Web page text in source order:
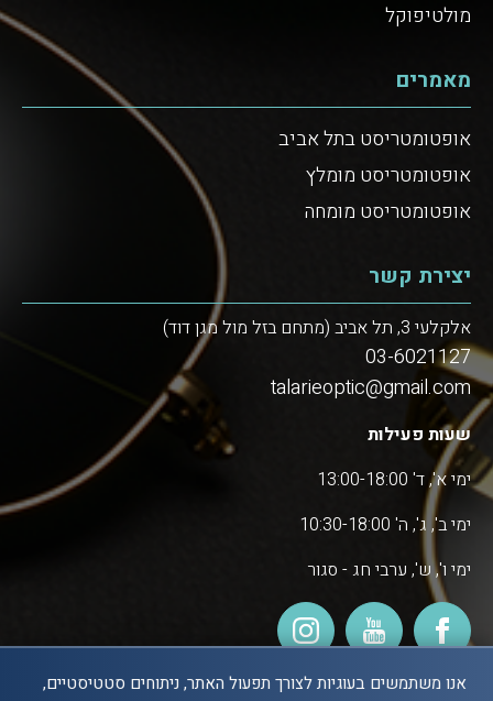
מולטיפוקל
מאמרים
אופטומטריסט בתל אביב
אופטומטריסט מומלץ
אופטומטריסט מומחה
יצירת קשר
אלקלעי 3, תל אביב (מתחם בזל מול מגן דוד)
03-6021127
talarieoptic@gmail.com
שעות פעילות
ימי א', ד' 13:00-18:00
ימי ב', ג', ה' 10:30-18:00
ימי ו', ש', ערבי חג - סגור
אנו משתמשים בעוגיות לצורך תפעול האתר, ניתוחים סטטיסטיים,